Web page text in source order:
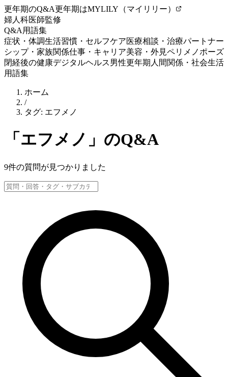
更年期のQ&A更年期はMYLILY（マイリリー）
婦人科医師監修
Q&A 用語集
症状・体調生活習慣・セルフケア医療相談・治療パートナー
シップ・家族関係仕事・キャリア美容・外見ペリメノポーズ
閉経後の健康デジタルヘルス男性更年期 人間関係・社会生活
用語集
ホーム
/
タグ: エフメノ
「 エフメノ 」のQ&A
9件の質問が見つかりました